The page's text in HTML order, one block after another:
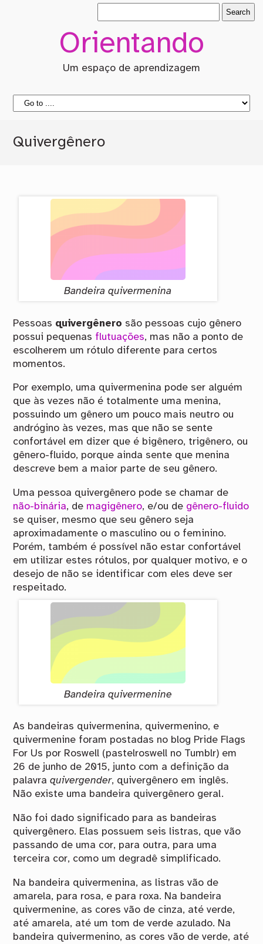
Orientando
Um espaço de aprendizagem
Quivergênero
Bandeira quivermenina
Pessoas quivergênero são pessoas cujo gênero
possui pequenas flutuações, mas não a ponto de
escolherem um rótulo diferente para certos
momentos.
Por exemplo, uma quivermenina pode ser alguém
que às vezes não é totalmente uma menina,
possuindo um gênero um pouco mais neutro ou
andrógino às vezes, mas que não se sente
confortável em dizer que é bigênero, trigênero, ou
gênero-fluido, porque ainda sente que menina
descreve bem a maior parte de seu gênero.
Uma pessoa quivergênero pode se chamar de
não-binária, de magigênero, e/ou de gênero-fluido
se quiser, mesmo que seu gênero seja
aproximadamente o masculino ou o feminino.
Porém, também é possível não estar confortável
em utilizar estes rótulos, por qualquer motivo, e o
desejo de não se identificar com eles deve ser
respeitado.
Bandeira quivermenine
As bandeiras quivermenina, quivermenino, e
quivermenine foram postadas no blog Pride Flags
For Us por Roswell (pastelroswell no Tumblr) em
26 de junho de 2015, junto com a definição da
palavraquivergender, quivergênero em inglês.
Não existe uma bandeira quivergênero geral.
Não foi dado significado para as bandeiras
quivergênero. Elas possuem seis listras, que vão
passando de uma cor, para outra, para uma
terceira cor, como um degradê simplificado.
Na bandeira quivermenina, as listras vão de
amarela, para rosa, e para roxa. Na bandeira
quivermenine, as cores vão de cinza, até verde,
até amarela, até um tom de verde azulado. Na
bandeira quivermenino, as cores vão de verde, até